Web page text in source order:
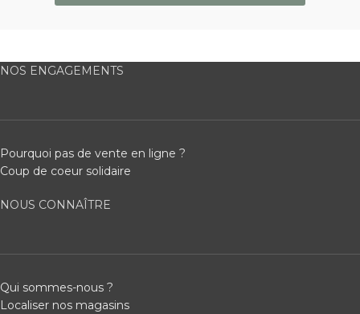
NOS ENGAGEMENTS
Pourquoi pas de vente en ligne ?
Coup de coeur solidaire
NOUS CONNAÎTRE
Qui sommes-nous ?
Localiser nos magasins